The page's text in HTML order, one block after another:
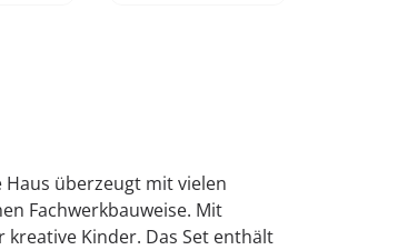
Haus überzeugt mit vielen
Fachwerkbauweise. Mit
Kinder. Das Set enthält